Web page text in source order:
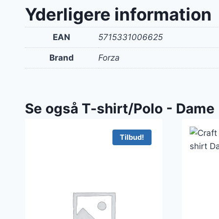
Yderligere information
EAN 5715331006625
Brand Forza
Se også T-shirt/Polo - Dame
Tilbud!